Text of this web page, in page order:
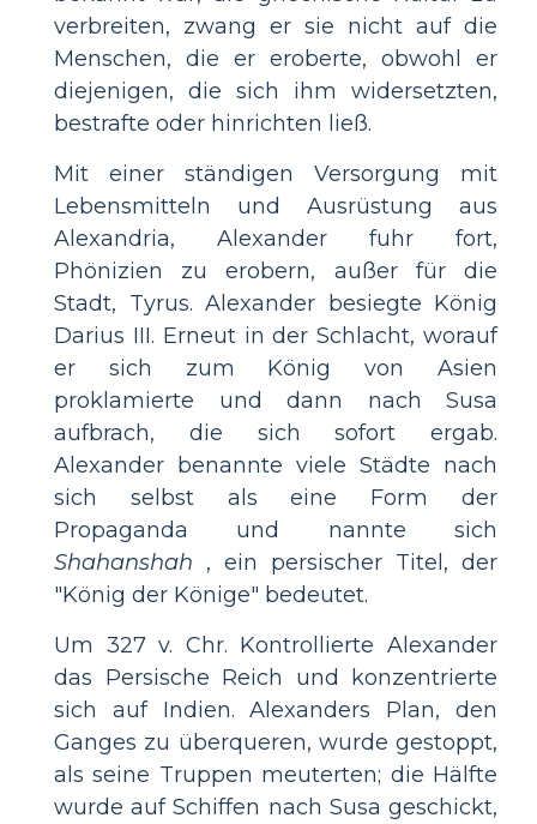
verbreiten, zwang er sie nicht auf die
Menschen, die er eroberte, obwohl er
diejenigen, die sich ihm widersetzten,
bestrafte oder hinrichten ließ.
Mit einer ständigen Versorgung mit
Lebensmitteln und Ausrüstung aus
Alexandria, Alexander fuhr fort,
Phönizien zu erobern, außer für die
Stadt, Tyrus. Alexander besiegte König
Darius III. Erneut in der Schlacht, worauf
er sich zum König von Asien
proklamierte und dann nach Susa
aufbrach, die sich sofort ergab.
Alexander benannte viele Städte nach
sich selbst als eine Form der
Propaganda und nannte sich
Shahanshah , ein persischer Titel, der
"König der Könige" bedeutet.
Um 327 v. Chr. Kontrollierte Alexander
das Persische Reich und konzentrierte
sich auf Indien. Alexanders Plan, den
Ganges zu überqueren, wurde gestoppt,
als seine Truppen meuterten; die Hälfte
wurde auf Schiffen nach Susa geschickt,